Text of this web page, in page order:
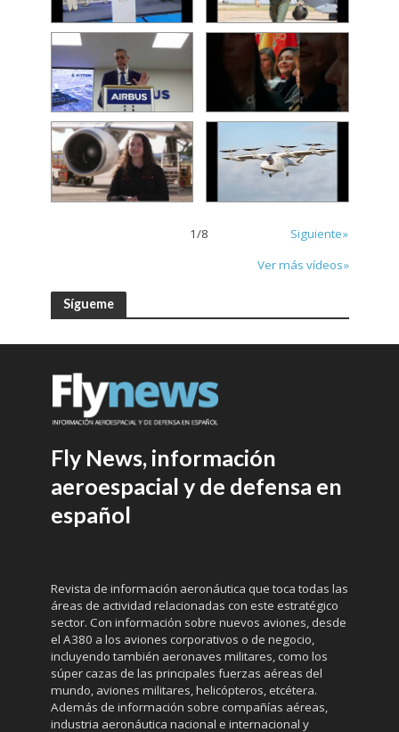
1/8
Siguiente»
Ver más vídeos»
Sígueme
Fly News, información
aeroespacial y de defensa en
español
Revista de información aeronáutica que toca todas las
áreas de actividad relacionadas con este estratégico
sector. Con información sobre nuevos aviones, desde
el A380 a los aviones corporativos o de negocio,
incluyendo también aeronaves militares, como los
súper cazas de las principales fuerzas aéreas del
mundo, aviones militares, helicópteros, etcétera.
Además de información sobre compañías aéreas,
industria aeronáutica nacional e internacional y